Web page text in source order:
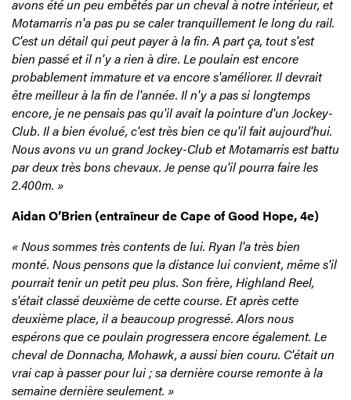
avons été un peu embêtés par un cheval à notre intérieur, et
Motamarris n'a pas pu se caler tranquillement le long du rail.
C'est un détail qui peut payer à la fin. A part ça, tout s'est
bien passé et il n'y a rien à dire. Le poulain est encore
probablement immature et va encore s'améliorer. Il devrait
être meilleur à la fin de l'année. Il n'y a pas si longtemps
encore, je ne pensais pas qu'il avait la pointure d'un Jockey-
Club. Il a bien évolué, c'est très bien ce qu'il fait aujourd'hui.
Nous avons vu un grand Jockey-Club et Motamarris est battu
par deux très bons chevaux. Je pense qu'il pourra faire les
2.400m. »
Aidan O’Brien (entraîneur de Cape of Good Hope, 4e)
« Nous sommes très contents de lui. Ryan l'a très bien
monté. Nous pensons que la distance lui convient, même s'il
pourrait tenir un petit peu plus. Son frère, Highland Reel,
s'était classé deuxième de cette course. Et après cette
deuxième place, il a beaucoup progressé. Alors nous
espérons que ce poulain progressera encore également. Le
cheval de Donnacha, Mohawk, a aussi bien couru. C'était un
vrai cap à passer pour lui ; sa dernière course remonte à la
semaine dernière seulement. »